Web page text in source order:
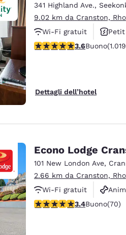
341 Highland Ave.,
9.02 km da Cranston,
Wi-Fi gratuit
Animaux acceptés
Valutazione di 3.56 stelle.
3.6Buono
Dettagli dell’hotel
Econo Lodge
101 New London Ave,
2.66 km da Cranston,
Wi-Fi gratuit
Valutazione di 3.39 stelle.
3.4Buono(70)